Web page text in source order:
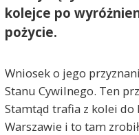
kolejce po
pożycie.
Wniosek o jego
Stanu Cywilnego. Ten
Stamtąd trafia z kolei do
Warszawie i to tam